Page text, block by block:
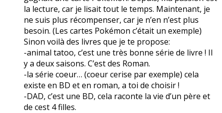
la lecture, car je lisait tout le temps. Maintenant, je
ne suis plus récompenser, car je n’en n’est plus
besoin. (Les cartes Pokémon c’était un exemple)
Sinon voilà des livres que je te propose:
-animal tatoo, c’est une très bonne série de livre ! Il
y a deux saisons. C’est des Roman.
-la série coeur… (coeur cerise par exemple) cela
existe en BD et en roman, a toi de choisir !
-DAD, c’est une BD, cela raconte la vie d’un père et
de cest 4 filles.